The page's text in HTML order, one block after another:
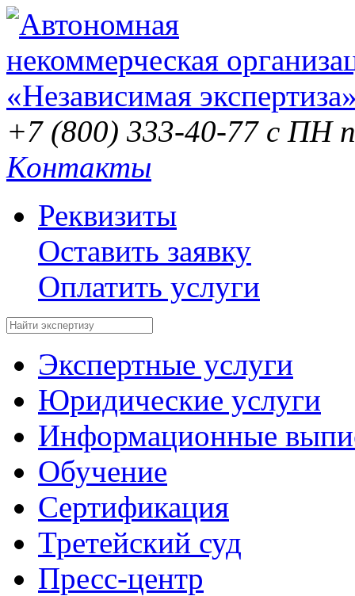
+7 (800) 333-40-77 с ПН
Контакты
Реквизиты
Оставить заявку
Оплатить услуги
Экспертные услуги
Юридические услуги
Информационные
Обучение
Сертификация
Третейский суд
Пресс-центр